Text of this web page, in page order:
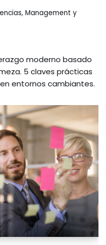
, Management y
moderno basado
5 claves prácticas
entornos cambiantes.